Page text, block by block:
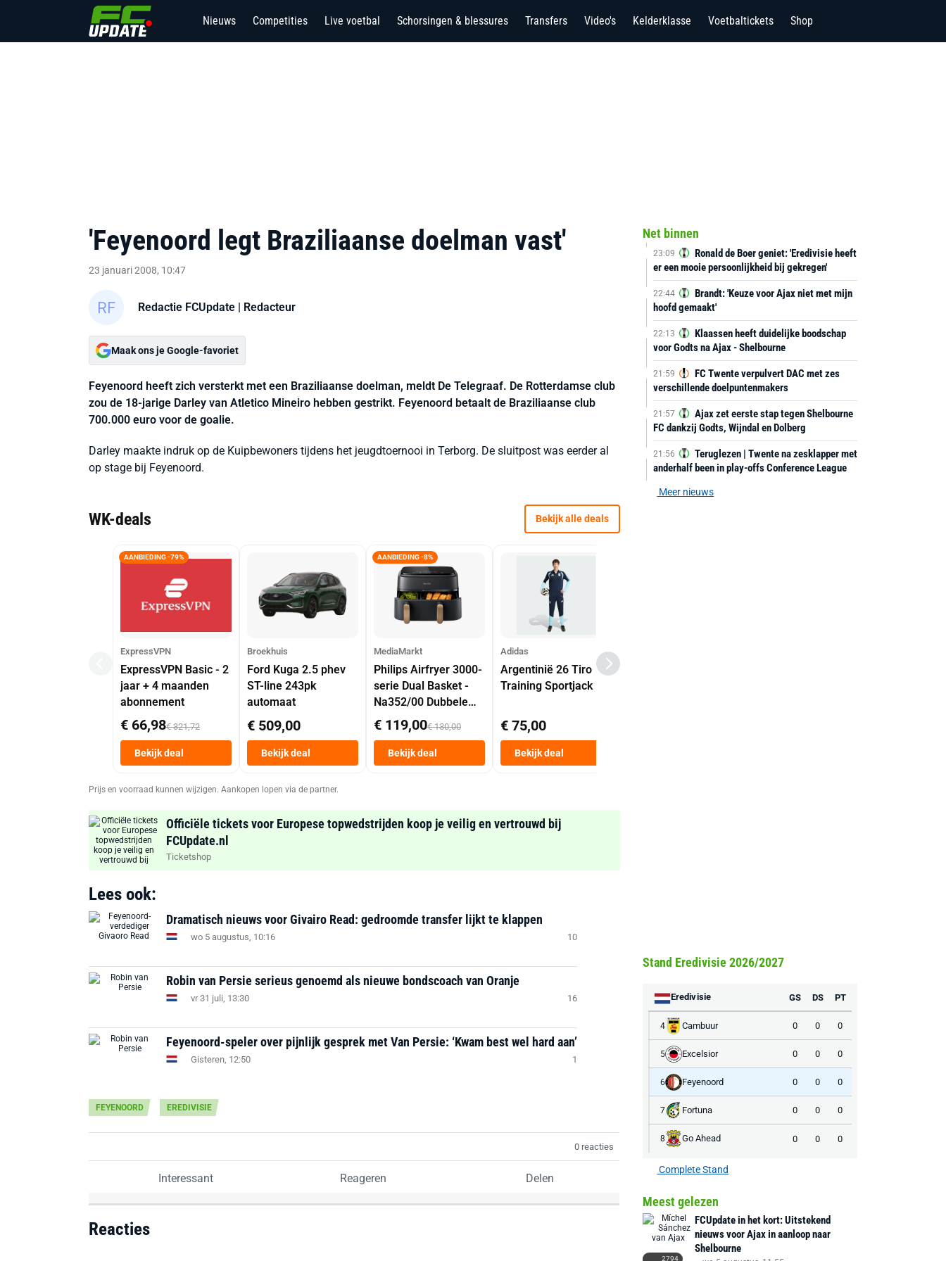
Nieuws Competities Live voetbal Schorsingen & blessures Transfers Video's Kelderklasse Voetbaltickets Shop
'Feyenoord legt Braziliaanse doelman vast'
23 januari 2008, 10:47
Redactie FCUpdate | Redacteur
Maak ons je Google-favoriet
Feyenoord heeft zich versterkt met een Braziliaanse doelman, meldt De Telegraaf. De Rotterdamse club
zou de 18-jarige Darley van Atletico Mineiro hebben gestrikt. Feyenoord betaalt de Braziliaanse club
700.000 euro voor de goalie.
Darley maakte indruk op de Kuipbewoners tijdens het jeugdtoernooi in Terborg. De sluitpost was eerder al
op stage bij Feyenoord.
WK-deals Bekijk alle deals
AANBIEDING -79%
ExpressVPN
ExpressVPN Basic - 2
jaar + 4 maanden
abonnement
€ 66,98€ 321,72
Bekijk deal
Broekhuis
Ford Kuga 2.5 phev
ST-line 243pk
automaat
€ 509,00
Bekijk deal
AANBIEDING -8%
MediaMarkt
Philips Airfryer 3000-
serie Dual Basket -
Na352/00 Dubbele
Mand 9 L Tot 6
Personen
Heteluchtfriteuse
Zwart
€ 119,00€ 130,00
Bekijk deal
Adidas
Argentinië 26 Tiro
Training Sportjack
€ 75,00
Bekijk deal
Prijs en voorraad kunnen wijzigen. Aankopen lopen via de partner.
Officiële tickets voor Europese topwedstrijden koop je veilig en vertrouwd bij
FCUpdate.nl
Ticketshop
Lees ook:
Dramatisch nieuws voor Givairo Read: gedroomde transfer lijkt te klappen
wo 5 augustus, 10:16 10
Robin van Persie serieus genoemd als nieuwe bondscoach van Oranje
vr 31 juli, 13:30 16
Feyenoord-speler over pijnlijk gesprek met Van Persie: ‘Kwam best wel hard aan’
Gisteren, 12:50 1
FEYENOORD EREDIVISIE
0 reacties
Interessant Reageren Delen
Reacties
Net binnen
23:09
Ronald de Boer geniet: 'Eredivisie heeft
er een mooie persoonlijkheid bij gekregen'
22:44
Brandt: 'Keuze voor Ajax niet met mijn
hoofd gemaakt'
22:13
Klaassen heeft duidelijke boodschap
voor Godts na Ajax - Shelbourne
21:59
FC Twente verpulvert DAC met zes
verschillende doelpuntenmakers
21:57
Ajax zet eerste stap tegen Shelbourne
FC dankzij Godts, Wijndal en Dolberg
21:56
Teruglezen | Twente na zesklapper met
anderhalf been in play-offs Conference League
Meer nieuws
Stand Eredivisie 2026/2027
Eredivisie GS DS PT
4 Cambuur 0 0 0
5 Excelsior 0 0 0
6 Feyenoord 0 0 0
7 Fortuna 0 0 0
8 Go Ahead 0 0 0
Complete Stand
Meest gelezen
2794
FCUpdate in het kort: Uitstekend
nieuws voor Ajax in aanloop naar
Shelbourne